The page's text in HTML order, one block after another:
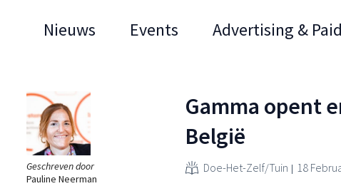
Nieuws Events Advertising &
Geschreven door
Pauline Neerman
Gamma opent
België
Doe-Het-Zelf/Tuin 18